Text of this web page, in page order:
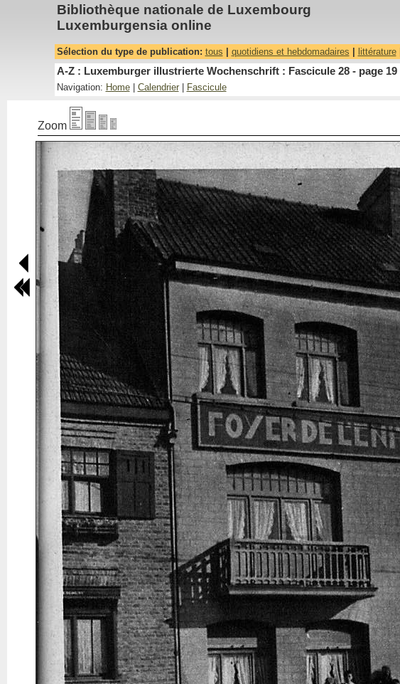
Bibliothèque nationale de Luxembourg
Luxemburgensia online
Sélection du type de publication: tous quotidiens et hebdomadaires littérature|
A-Z : Luxemburger illustrierte Wochenschrift : Fascicule 28 - page 19
Navigation: Home| Calendrier| Fascicule
Zoom